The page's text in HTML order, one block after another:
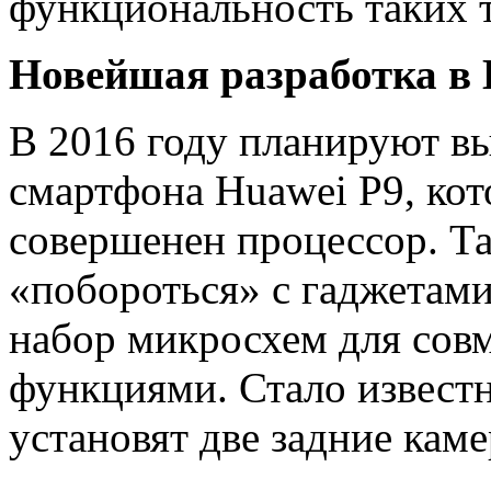
Новейшая разработка в
В 2016 году планируют
смартфона Huawei P9,
совершенен процессор.
«побороться» с
набор микросхем для
функциями. Стало
установят две задние